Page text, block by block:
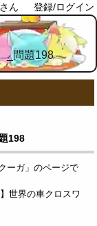
ん 登録/ログイン
_問題198
198
ーガ」のページで
世界の車クロスワ